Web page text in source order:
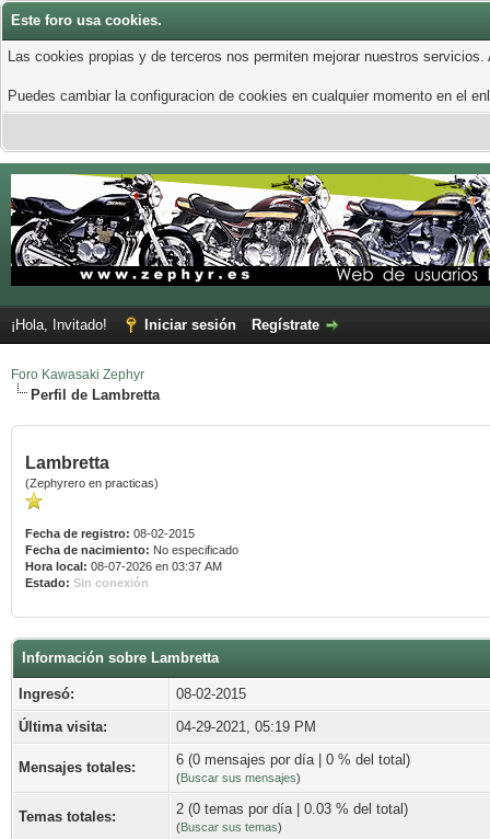
Este foro usa cookies.
Las cookies propias y de terceros nos permiten mejorar nuestros
Puedes cambiar la configuracion de cookies en cualquier momento en el
¡Hola, Invitado! Iniciar sesión Regístrate
Foro Kawasaki Zephyr
Perfil de Lambretta
Lambretta
(Zephyrero en practicas)
Fecha de registro: 08-02-2015
Fecha de nacimiento: No especificado
Hora local: 08-07-2026 en 03:37 AM
Estado: Sin conexión
Información sobre Lambretta
Ingresó:
08-02-2015
Última visita:
04-29-2021, 05:19 PM
Mensajes totales: 6 (0 mensajes por día | 0 % del total)
(Buscar sus mensajes)
Temas totales: 2 (0 temas por día | 0.03 % del total)
(Buscar sus temas)